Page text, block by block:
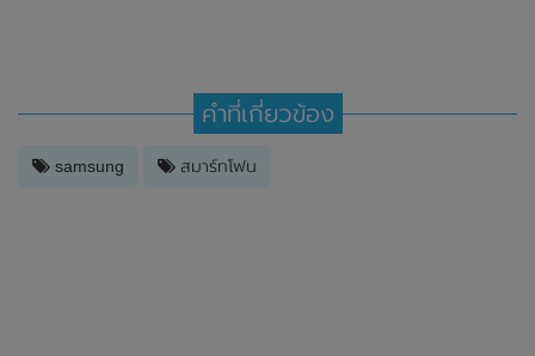
คำที่เกี่ยวข้อง
samsung สมาร์ทโฟน